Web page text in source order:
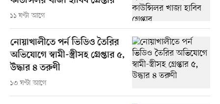
১১ ঘণ্টা আগে
নোয়াখালীতে পর্ন ভিডিও তৈরির
অভিযোগে স্বামী-স্ত্রীসহ গ্রেপ্তার ৫,
উদ্ধার ৪ তরুণী
১৩ ঘণ্টা আগে